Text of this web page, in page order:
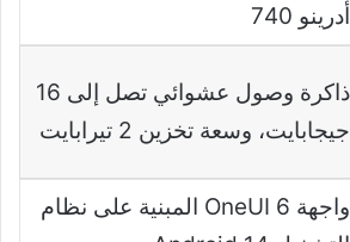
أدرينو 740
ذاكرة وصول عشوائي تصل إلى 16
جيجابايت، وسعة تخزين 2 تيرابايت
واجهة OneUI 6 المبنية على نظام